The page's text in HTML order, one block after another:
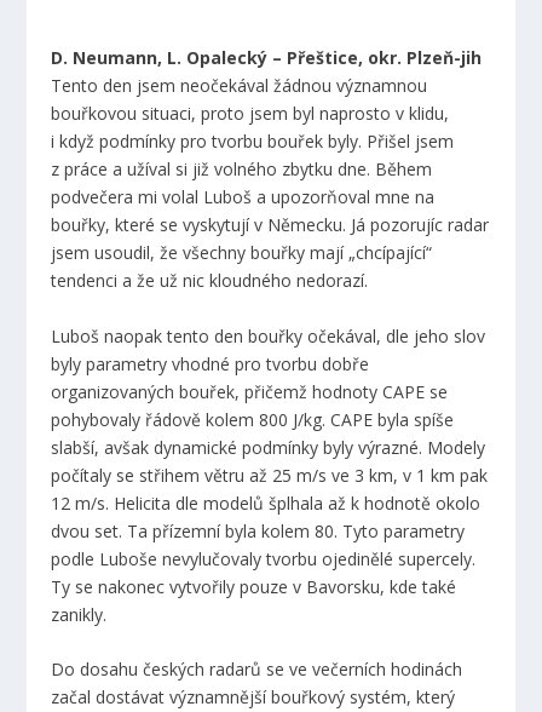
D. Neumann, L. Opalecký – Přeštice, okr. Plzeň-jih
Tento den jsem neočekával žádnou významnou
bouřkovou situaci, proto jsem byl naprosto v klidu,
i když podmínky pro tvorbu bouřek byly. Přišel jsem
z práce a užíval si již volného zbytku dne. Během
podvečera mi volal Luboš a upozorňoval mne na
bouřky, které se vyskytují v Německu. Já pozorujíc radar
jsem usoudil, že všechny bouřky mají „chcípající“
tendenci a že už nic kloudného nedorazí.
Luboš naopak tento den bouřky očekával, dle jeho slov
byly parametry vhodné pro tvorbu dobře
organizovaných bouřek, přičemž hodnoty CAPE se
pohybovaly řádově kolem 800 J/kg. CAPE byla spíše
slabší, avšak dynamické podmínky byly výrazné. Modely
počítaly se střihem větru až 25 m/s ve 3 km, v 1 km pak
12 m/s. Helicita dle modelů šplhala až k hodnotě okolo
dvou set. Ta přízemní byla kolem 80. Tyto parametry
podle Luboše nevylučovaly tvorbu ojedinělé supercely.
Ty se nakonec vytvořily pouze v Bavorsku, kde také
zanikly.
Do dosahu českých radarů se ve večerních hodinách
začal dostávat významnější bouřkový systém, který